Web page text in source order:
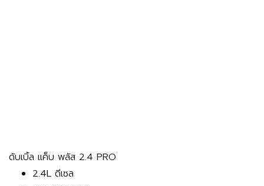
ดับเบิ้ล แค็บ พลัส 2.4 PRO
2.4L ดีเซล